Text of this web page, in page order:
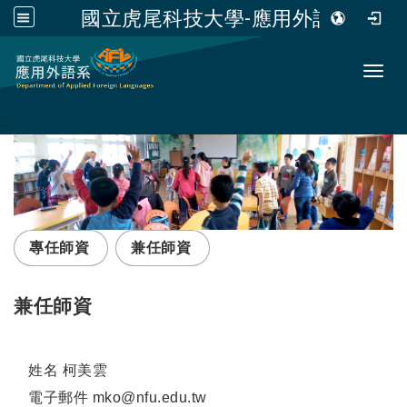
國立虎尾科技大學-應用外語系
跳到主要內容
:::
專任師資 兼任師資
兼任師資
姓名 柯美雲
電子郵件 mko@nfu.edu.tw